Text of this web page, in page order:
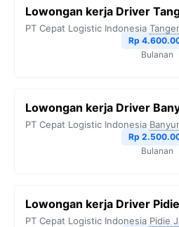
Lowongan kerja Driver
PT Cepat Logistic Indonesia
Rp
Bulanan
Lowongan kerja Driver
PT Cepat Logistic Indonesia
Rp
Bulanan
Lowongan kerja Driver
PT Cepat Logistic Indonesia Pidie